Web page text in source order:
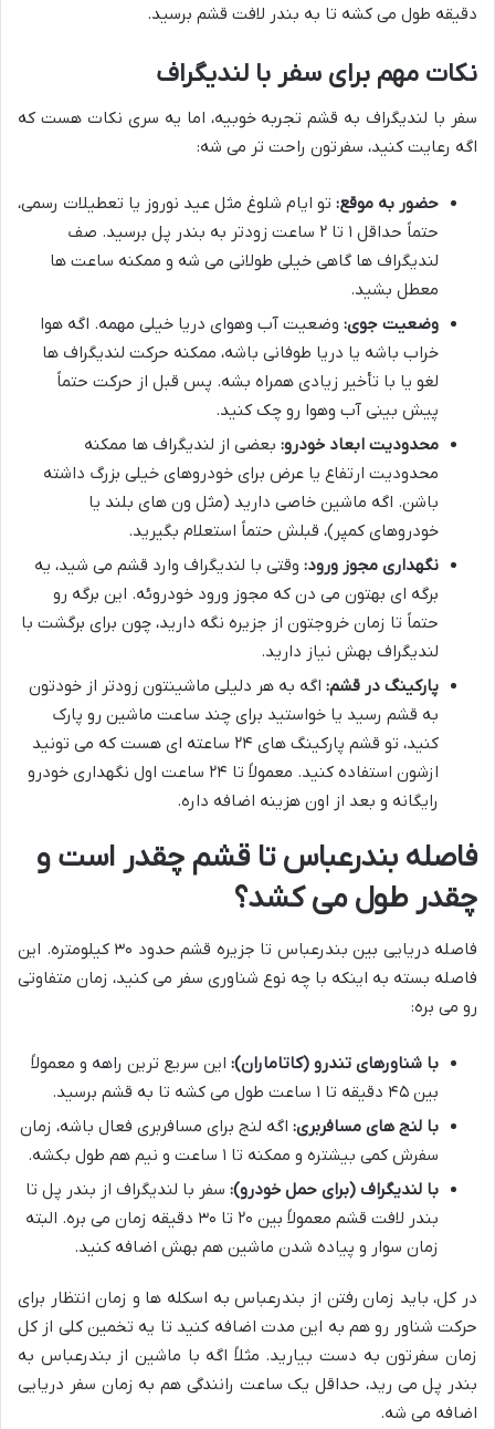
دقیقه طول می کشه تا به بندر لافت قشم برسید.
نکات مهم برای سفر با لندیگراف
سفر با لندیگراف به قشم تجربه خوبیه، اما یه سری نکات هست که
اگه رعایت کنید، سفرتون راحت تر می شه:
حضور به موقع: تو ایام شلوغ مثل عید نوروز یا تعطیلات رسمی،
حتماً حداقل ۱ تا ۲ ساعت زودتر به بندر پل برسید. صف
لندیگراف ها گاهی خیلی طولانی می شه و ممکنه ساعت ها
معطل بشید.
وضعیت جوی: وضعیت آب وهوای دریا خیلی مهمه. اگه هوا
خراب باشه یا دریا طوفانی باشه، ممکنه حرکت لندیگراف ها
لغو یا با تأخیر زیادی همراه بشه. پس قبل از حرکت حتماً
پیش بینی آب وهوا رو چک کنید.
محدودیت ابعاد خودرو: بعضی از لندیگراف ها ممکنه
محدودیت ارتفاع یا عرض برای خودروهای خیلی بزرگ داشته
باشن. اگه ماشین خاصی دارید (مثل ون های بلند یا
خودروهای کمپر)، قبلش حتماً استعلام بگیرید.
نگهداری مجوز ورود: وقتی با لندیگراف وارد قشم می شید، یه
برگه ای بهتون می دن که مجوز ورود خودروئه. این برگه رو
حتماً تا زمان خروجتون از جزیره نگه دارید، چون برای برگشت با
لندیگراف بهش نیاز دارید.
پارکینگ در قشم: اگه به هر دلیلی ماشینتون زودتر از خودتون
به قشم رسید یا خواستید برای چند ساعت ماشین رو پارک
کنید، تو قشم پارکینگ های ۲۴ ساعته ای هست که می تونید
ازشون استفاده کنید. معمولاً تا ۲۴ ساعت اول نگهداری خودرو
رایگانه و بعد از اون هزینه اضافه داره.
فاصله بندرعباس تا قشم چقدر است و
چقدر طول می کشد؟
فاصله دریایی بین بندرعباس تا جزیره قشم حدود ۳۰ کیلومتره. این
فاصله بسته به اینکه با چه نوع شناوری سفر می کنید، زمان متفاوتی
رو می بره:
با شناورهای تندرو (کاتاماران): این سریع ترین راهه و معمولاً
بین ۴۵ دقیقه تا ۱ ساعت طول می کشه تا به قشم برسید.
با لنج های مسافربری: اگه لنج برای مسافربری فعال باشه، زمان
سفرش کمی بیشتره و ممکنه تا ۱ ساعت و نیم هم طول بکشه.
با لندیگراف (برای حمل خودرو): سفر با لندیگراف از بندر پل تا
بندر لافت قشم معمولاً بین ۲۰ تا ۳۰ دقیقه زمان می بره. البته
زمان سوار و پیاده شدن ماشین هم بهش اضافه کنید.
در کل، باید زمان رفتن از بندرعباس به اسکله ها و زمان انتظار برای
حرکت شناور رو هم به این مدت اضافه کنید تا یه تخمین کلی از کل
زمان سفرتون به دست بیارید. مثلاً اگه با ماشین از بندرعباس به
بندر پل می رید، حداقل یک ساعت رانندگی هم به زمان سفر دریایی
اضافه می شه.